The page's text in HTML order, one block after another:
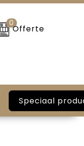
0
Offerte
Speciaal